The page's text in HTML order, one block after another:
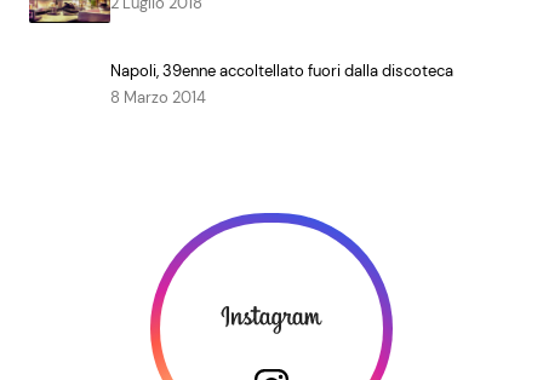
Napoli, 39enne accoltellato fuori dalla discoteca
8 Marzo 2014